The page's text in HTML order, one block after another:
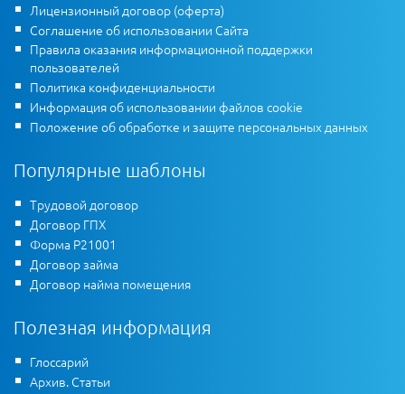
Лицензионный договор (оферта)
Соглашение об использовании Сайта
Правила оказания информационной поддержки
пользователей
Политика конфиденциальности
Информация об использовании файлов cookie
Положение об обработке и защите персональных данных
Популярные шаблоны
Трудовой договор
Договор ГПХ
Форма Р21001
Договор займа
Договор найма помещения
Полезная информация
Глоссарий
Архив. Статьи